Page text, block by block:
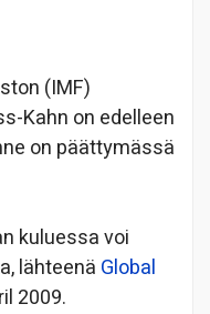
(IMF)
Kahn on edelleen
on päättymässä
kuluessa voi
lähteenä Global
2009.